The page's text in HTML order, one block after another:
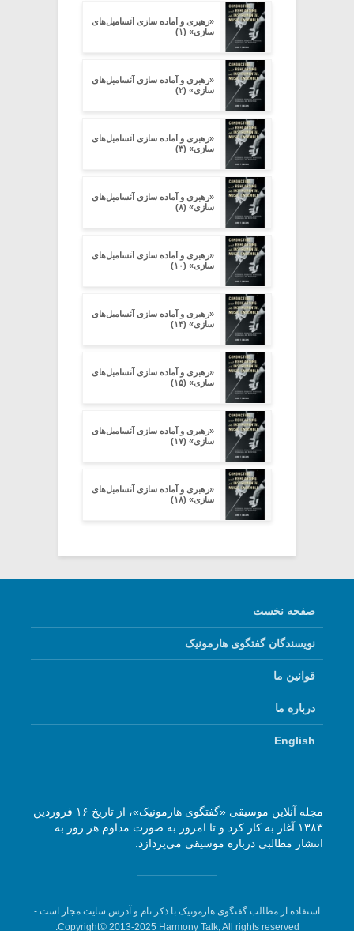
«رهبری و آماده سازی آنسامبل‌های
سازی» (۱)
«رهبری و آماده سازی آنسامبل‌های
سازی» (۲)
«رهبری و آماده سازی آنسامبل‌های
سازی» (۳)
«رهبری و آماده سازی آنسامبل‌های
سازی» (۸)
«رهبری و آماده سازی آنسامبل‌های
سازی» (۱۰)
«رهبری و آماده سازی آنسامبل‌های
سازی» (۱۴)
«رهبری و آماده سازی آنسامبل‌های
سازی» (۱۵)
«رهبری و آماده سازی آنسامبل‌های
سازی» (۱۷)
«رهبری و آماده سازی آنسامبل‌های
سازی» (۱۸)
صفحه نخست
نویسندگان گفتگوی هارمونیک
قوانین ما
درباره ما
English
مجله آنلاین موسیقی «گفتگوی هارمونیک»، از تاریخ ۱۶ فروردین
۱۳۸۳ آغاز به کار کرد و تا امروز به صورت مداوم هر روز به
انتشار مطالبی درباره موسیقی می‌پردازد.
استفاده از مطالب گفتگوی هارمونیک با ذکر نام و آدرس سایت مجاز است -
Copyright© 2013-2025 Harmony Talk, All rights reserved.